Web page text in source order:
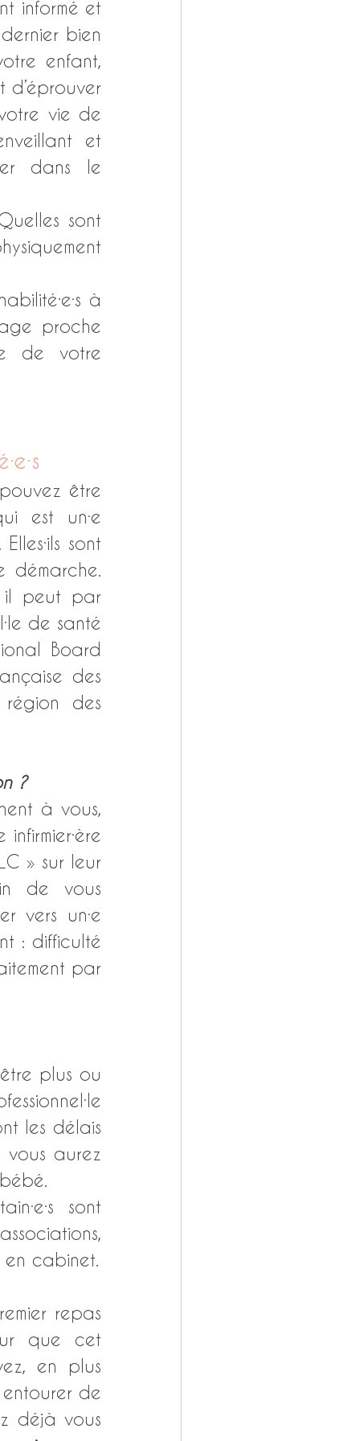
informé et
bien
enfant,
d’éprouver
vie de
et
dans le
sont
à
proche
de votre
être
est un·e
sont
il peut par
de santé
Board
des
des
?
à vous,
» sur leur
de vous
vers un·e
: difficulté
par
plus ou
les délais
vous aurez
sont
repas
que cet
en plus
de
déjà vous